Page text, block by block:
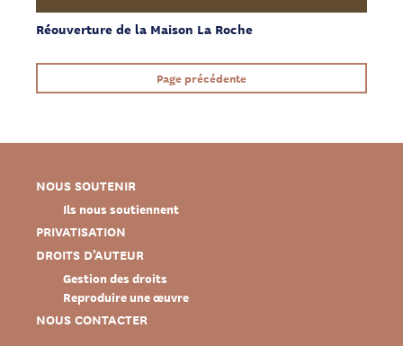
Réouverture de la Maison La Roche
Page précédente
NOUS SOUTENIR
Ils nous soutiennent
PRIVATISATION
DROITS D’AUTEUR
Gestion des droits
Reproduire une œuvre
NOUS CONTACTER